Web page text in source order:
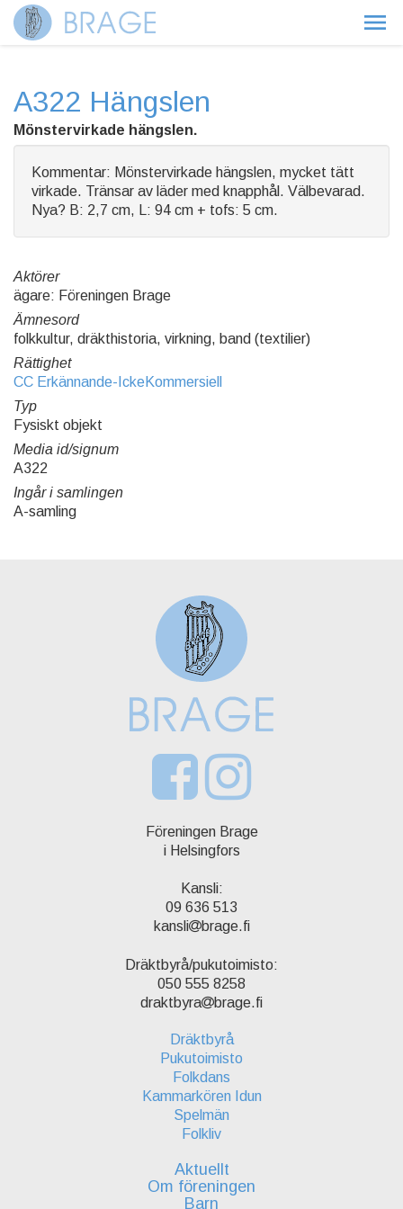
A322 Hängslen
Mönstervirkade hängslen.
Kommentar: Mönstervirkade hängslen, mycket tätt
virkade. Tränsar av läder med knapphål. Välbevarad.
Nya? B: 2,7 cm, L: 94 cm + tofs: 5 cm.
Aktörer
ägare: Föreningen Brage
Ämnesord
folkkultur, dräkthistoria, virkning, band (textilier)
Rättighet
CC Erkännande-IckeKommersiell
Typ
Fysiskt objekt
Media id/signum
A322
Ingår i samlingen
A-samling
Föreningen Brage
i Helsingfors
Kansli:
09 636 513
kansli
brage.fi
Dräktbyrå/pukutoimisto:
050 555 8258
draktbyra
brage.fi
Dräktbyrå
Pukutoimisto
Folkdans
Kammarkören Idun
Spelmän
Folkliv
Aktuellt
Om föreningen
Barn